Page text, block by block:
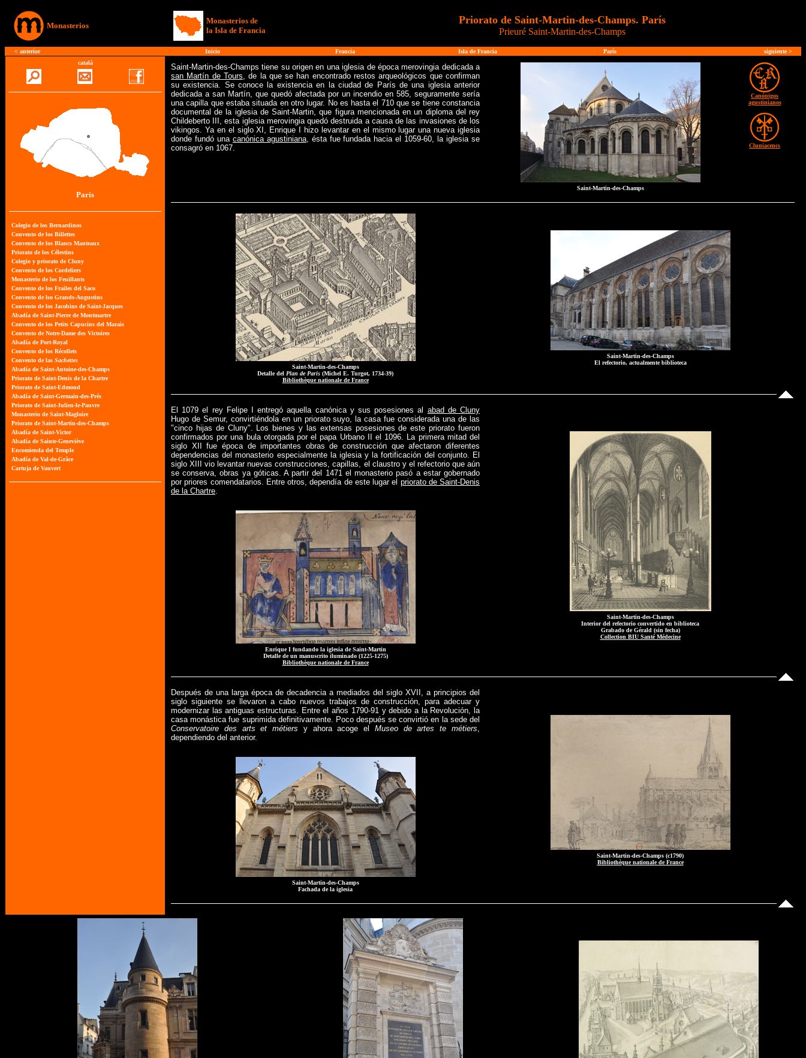
Monasterios
Monasterios de
la Isla de Francia
Priorato de Saint-Martin-des-Champs. París
Prieuré Saint-Martin-des-Champs
< anterior Inicio Francia Isla de Francia París siguiente>
català
París
Saint-Martin-des-Champs tiene su origen en una iglesia de época merovingia dedicada a
san Martín de Tours, de la que se han encontrado restos arqueológicos que confirman
su existencia. Se conoce la existencia en la ciudad de París de una iglesia anterior
dedicada a san Martín, que quedó afectada por un incendio en 585, seguramente sería
una capilla que estaba situada en otro lugar. No es hasta el 710 que se tiene constancia
documental de la iglesia de Saint-Martin, que figura mencionada en un diploma del rey
Childeberto III, esta iglesia merovingia quedó destruida a causa de las invasiones de los
vikingos. Ya en el siglo XI, Enrique I hizo levantar en el mismo lugar una nueva iglesia
donde fundó una canónica agustiniana, ésta fue fundada hacia el 1059-60, la iglesia se
consagró en 1067.
Saint-Martin-des-Champs
Canónigos
agustinianos
Cluniacencs
Saint-Martin-des-Champs
Detalle del Plan de Paris (Michel E. Turgot, 1734-39)
Bibliothèque nationale de France
Saint-Martin-des-Champs
El refectorio, actualmente biblioteca
El 1079 el rey Felipe I entregó aquella canónica y sus posesiones al abad de Cluny
Hugo de Semur, convirtiéndola en un priorato suyo, la casa fue considerada una de las
"cinco hijas de Cluny". Los bienes y las extensas posesiones de este priorato fueron
confirmados por una bula otorgada por el papa Urbano II el 1096. La primera mitad del
siglo XII fue época de importantes obras de construcción que afectaron diferentes
dependencias del monasterio especialmente la iglesia y la fortificación del conjunto. El
siglo XIII vio levantar nuevas construcciones, capillas, el claustro y el refectorio que aún
se conserva, obras ya góticas. A partir del 1471 el monasterio pasó a estar gobernado
por priores comendatarios. Entre otros, dependía de este lugar el priorato de Saint-Denis
de la Chartre.
Saint-Martin-des-Champs
Interior del refectorio convertido en biblioteca
Grabado de Gérald (sin fecha)
Collection BIU Santé Médecine
Enrique I fundando la iglesia de Saint-Martin
Detalle de un manuscrito iluminado (1225-1275)
Bibliothèque nationale de France
Después de una larga época de decadencia a mediados del siglo XVII, a principios del
siglo siguiente se llevaron a cabo nuevos trabajos de construcción, para adecuar y
modernizar las antiguas estructuras. Entre el años 1790-91 y debido a la Revolución, la
casa monástica fue suprimida definitivamente. Poco después se convirtió en la sede del
Conservatoire des arts et métiers y ahora acoge el Museo de artes te métiers,
dependiendo del anterior.
Saint-Martin-des-Champs (c1790)
Bibliothèque nationale de France
Saint-Martin-des-Champs
Fachada de la iglesia